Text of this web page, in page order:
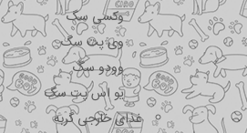
وکسی سگ
وی پت سگ
وودو سگ
یو اس پت سگ
غذای خارجی گربه